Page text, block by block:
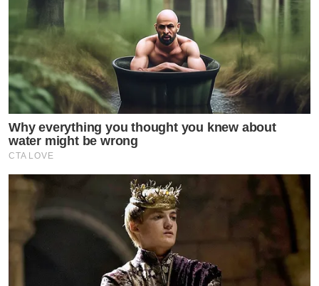
Why everything you thought you knew about
water might be wrong
CTA LOVE